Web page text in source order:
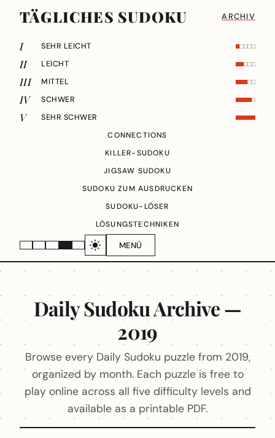
TÄGLICHES SUDOKU ARCHIV
MENÜ
I SEHR LEICHT
II LEICHT
III MITTEL
IV SCHWER
V
SEHR SCHWER
CONNECTIONS
KILLER-SUDOKU
JIGSAW SUDOKU
SUDOKU ZUM AUSDRUCKEN
SUDOKU-LÖSER
LÖSUNGSTECHNIKEN
Daily Sudoku Archive —
2019
Browse every Daily Sudoku puzzle from 2019,
organized by month. Each puzzle is free to
play online across all five difficulty levels and
available as a printable PDF.